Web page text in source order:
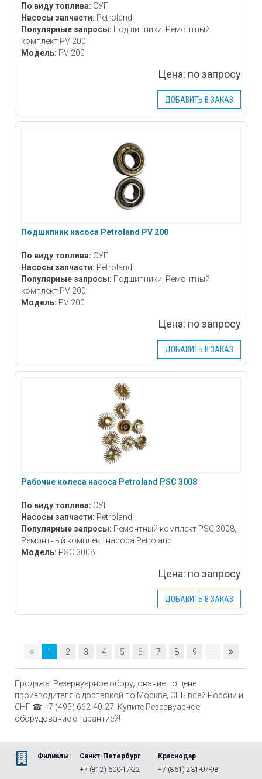
По виду топлива: СУГ
Насосы запчасти: Petroland
Популярные запросы: Подшипники, Ремонтный
комплект PV 200
Модель: PV 200
Цена: по запросу
ДОБАВИТЬ В ЗАКАЗ
Подшипник насоса Petroland PV 200
По виду топлива: СУГ
Насосы запчасти: Petroland
Популярные запросы: Подшипники, Ремонтный
комплект PV 200
Модель: PV 200
Цена: по запросу
ДОБАВИТЬ В ЗАКАЗ
Рабочие колеса насоса Petroland PSC 3008
По виду топлива: СУГ
Насосы запчасти: Petroland
Популярные запросы: Ремонтный комплект PSC 3008,
Ремонтный комплект насоса Petroland
Модель: PSC 3008
Цена: по запросу
ДОБАВИТЬ В ЗАКАЗ
1 2 3 4 5 6 7 8 9 ...
Продажа: Резервуарное оборудование по цене
производителя с доставкой по Москве, СПБ всей России и
СНГ ☎ +7 (495) 662-40-27. Купите Резервуарное
оборудование с гарантией!
Филиалы:
Санкт-Петербург
+7 (812) 600-17-22
Краснодар
+7 (861) 231-07-98